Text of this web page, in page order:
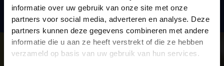
informatie over uw gebruik van onze site met onze
partners voor social media, adverteren en analyse. Deze
partners kunnen deze gegevens combineren met andere
informatie die u aan ze heeft verstrekt of die ze hebben
verzameld op basis van uw gebruik van hun services.
Uitgelichte recepten